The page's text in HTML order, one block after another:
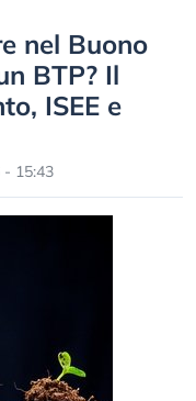
nel Buono
BTP? Il
ISEE e
- 15:43